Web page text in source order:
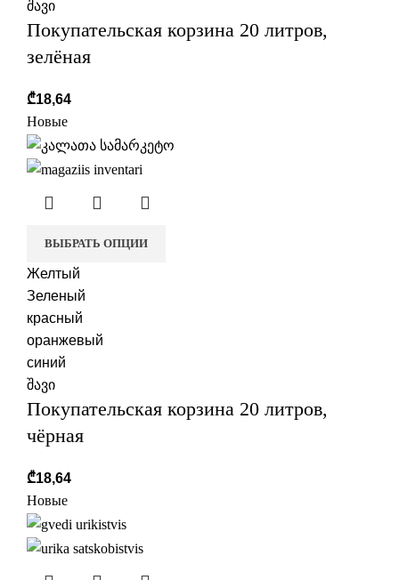
შავი
Покупательская корзина 20 литров,
зелёная
₾18,64
Новые
ВЫБРАТЬ ОПЦИИ
Желтый
Зеленый
красный
оранжевый
синий
შავი
Покупательская корзина 20 литров,
чёрная
₾18,64
Новые